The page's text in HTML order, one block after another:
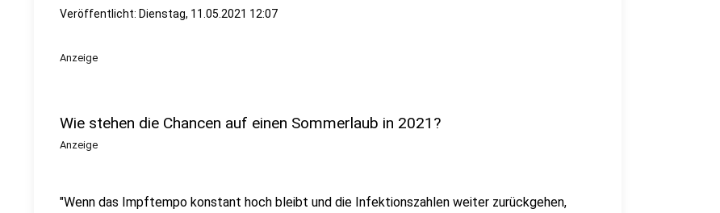
Veröffentlicht: Dienstag, 11.05.2021 12:07
Anzeige
Wie stehen die Chancen auf einen Sommerlaub in 2021?
Anzeige
"Wenn das Impftempo konstant hoch bleibt und die Infektionszahlen weiter zurückgehen,